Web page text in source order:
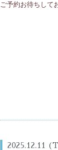
ご予約お待ちして
2025.12.11